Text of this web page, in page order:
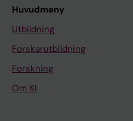
Huvudmeny
Utbildning
Forskarutbildning
Forskning
Om KI